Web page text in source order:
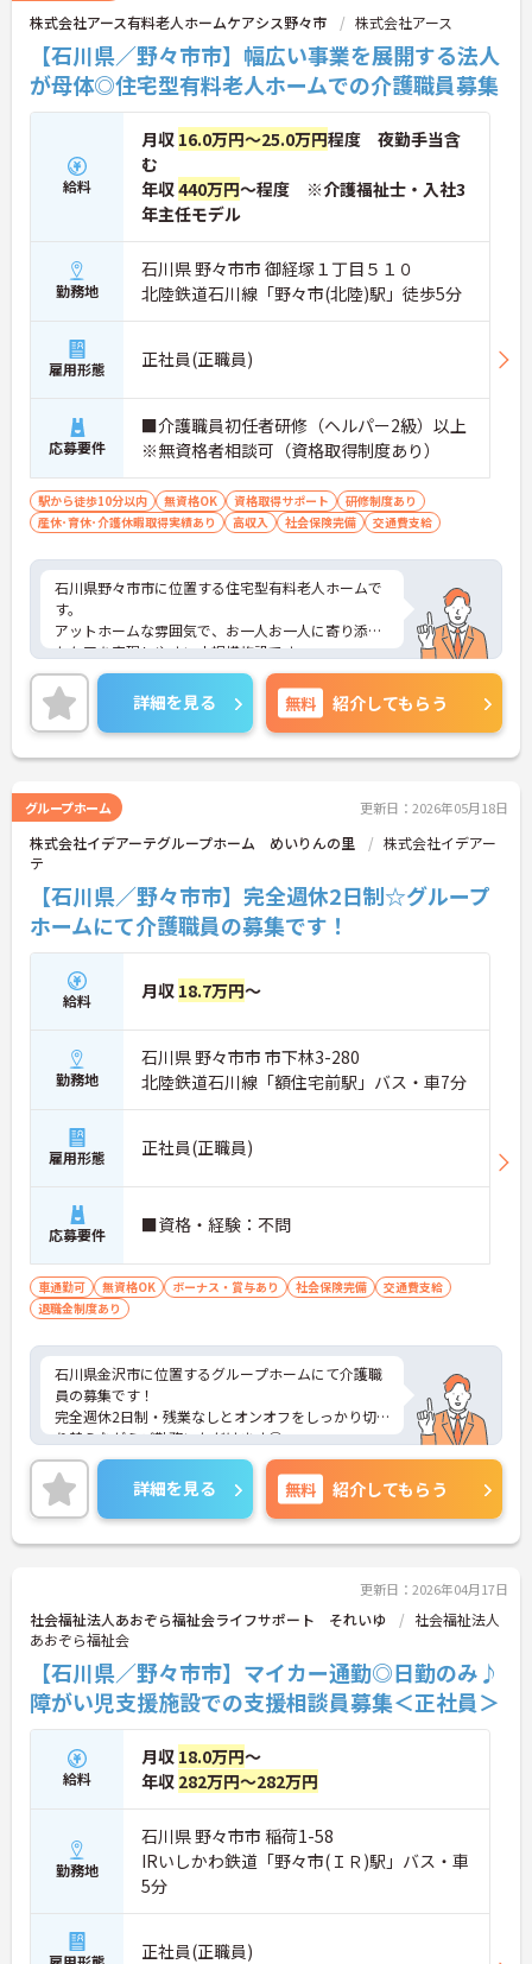
株式会社アース有料老人ホームケアシス野々市 株式会社アース
【石川県／野々市市】幅広い事業を展開する法人
が母体◎住宅型有料老人ホームでの介護職員募集
給料
月収 16.0万円～25.0万円程度 夜勤手当含
む
年収440万円～程度 ※介護福祉士・入社3
年主任モデル
勤務地
石川県 野々市市 御経塚１丁目５１０
北陸鉄道石川線「野々市(北陸)駅」徒歩5分
雇用形態 正社員(正職員)
応募要件
■介護職員初任者研修（ヘルパー2級）以上
※無資格者相談可（資格取得制度あり）
駅から徒歩10分以内 無資格OK 資格取得サポート
研修制度あり
産休･育休･介護休暇取得実績あり
高収入 社会保険完備 交通費支給
石川県野々市市に位置する住宅型有料老人ホームで
す。
アットホームな雰囲気で、お一人お一人に寄り添っ
たケアを実現しやすい小規模施設です。
資格取得制度もあり、無資格の方もご相談いただけ
ます。
ご興味のある方には、面接対策ポイントなど、さら
に詳細をお話しいたしますのでお気軽にご相談くだ
さい！
詳細を見る 無料 紹介してもらう
グループホーム 更新日：2026年05月18日
株式会社イデアーテグループホーム めいりんの里
株式会社イデアー
テ
【石川県／野々市市】完全週休2日制☆グループ
ホームにて介護職員の募集です！
給料 月収 18.7万円～
勤務地
石川県 野々市市 市下林3-280
北陸鉄道石川線「額住宅前駅」バス・車7分
雇用形態 正社員(正職員)
応募要件 ■資格・経験：不問
車通勤可 無資格OK ボーナス・賞与あり 社会保険完備
交通費支給
退職金制度あり
石川県金沢市に位置するグループホームにて介護職
員の募集です！
完全週休2日制・残業なしとオンオフをしっかり切
り替えながらご勤務いただけます◎
ご興味のある方には、面接対策ポイントなど、さら
に詳細をご案内しますのでお気軽にご相談くださ
い！
詳細を見る 無料 紹介してもらう
更新日：2026年04月17日
社会福祉法人あおぞら福祉会ライフサポート それいゆ
社会福祉法人
あおぞら福祉会
【石川県／野々市市】マイカー通勤◎日勤のみ♪
障がい児支援施設での支援相談員募集＜正社員＞
給料
月収 18.0万円～
年収 282万円～282万円
勤務地
石川県 野々市市 稲荷1-58
IRいしかわ鉄道「野々市(ＩＲ)駅」バス・車
5分
正社員(正職員)